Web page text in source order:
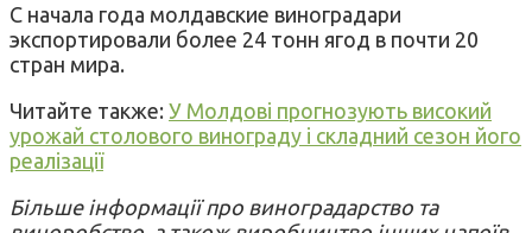
С начала года молдавские виноградари
экспортировали более 24 тонн ягод в почти 20
стран мира.
Читайте также: У Молдові прогнозують високий
урожай столового винограду і складний сезон його
реалізації
Більше інформації про виноградарство та